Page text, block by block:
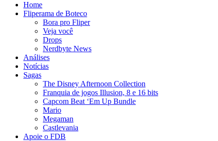
Home
Fliperama de Boteco
Bora pro Fliper
Veja você
Drops
Nerdbyte News
Análises
Notícias
Sagas
The Disney Afternoon Collection
Franquia de jogos Illusion, 8 e 16 bits
Capcom Beat ‘Em Up Bundle
Mario
Megaman
Castlevania
Apoie o FDB